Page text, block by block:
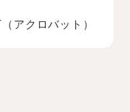
アクロバット）